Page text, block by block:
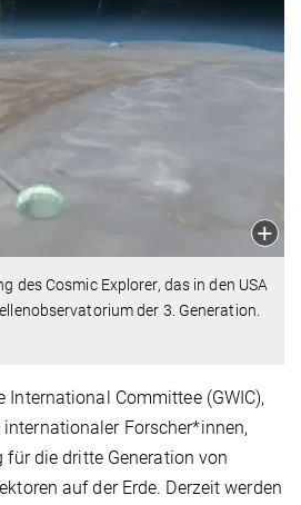
des Cosmic Explorer, das in den USA
der 3. Generation.
International Committee (GWIC),
Forscher*innen,
die dritte Generation von
auf der Erde. Derzeit werden